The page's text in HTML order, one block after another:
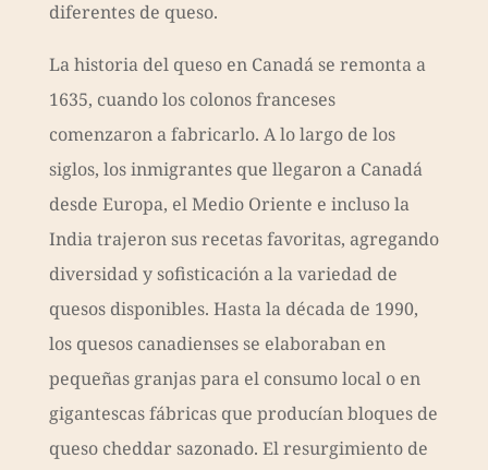
diferentes de queso.
La historia del queso en Canadá se remonta a
1635, cuando los colonos franceses
comenzaron a fabricarlo. A lo largo de los
siglos, los inmigrantes que llegaron a Canadá
desde Europa, el Medio Oriente e incluso la
India trajeron sus recetas favoritas, agregando
diversidad y sofisticación a la variedad de
quesos disponibles. Hasta la década de 1990,
los quesos canadienses se elaboraban en
pequeñas granjas para el consumo local o en
gigantescas fábricas que producían bloques de
queso cheddar sazonado. El resurgimiento de